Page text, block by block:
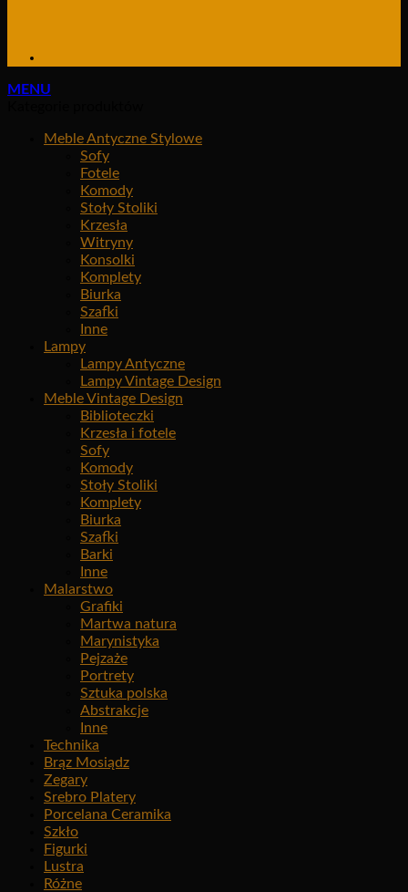
MENU
Meble Antyczne Stylowe
Sofy
Fotele
Komody
Stoły Stoliki
Krzesła
Witryny
Konsolki
Komplety
Biurka
Szafki
Inne
Lampy
Lampy Antyczne
Lampy Vintage Design
Meble Vintage Design
Biblioteczki
Krzesła i fotele
Sofy
Komody
Stoły Stoliki
Komplety
Biurka
Szafki
Barki
Inne
Malarstwo
Grafiki
Martwa natura
Marynistyka
Pejzaże
Portrety
Sztuka polska
Abstrakcje
Inne
Technika
Brąz Mosiądz
Zegary
Srebro Platery
Porcelana Ceramika
Szkło
Figurki
Lustra
Różne